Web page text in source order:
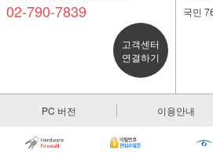
02-790-7839
고객센터
연결하기
국민
PC 버전 이용안내